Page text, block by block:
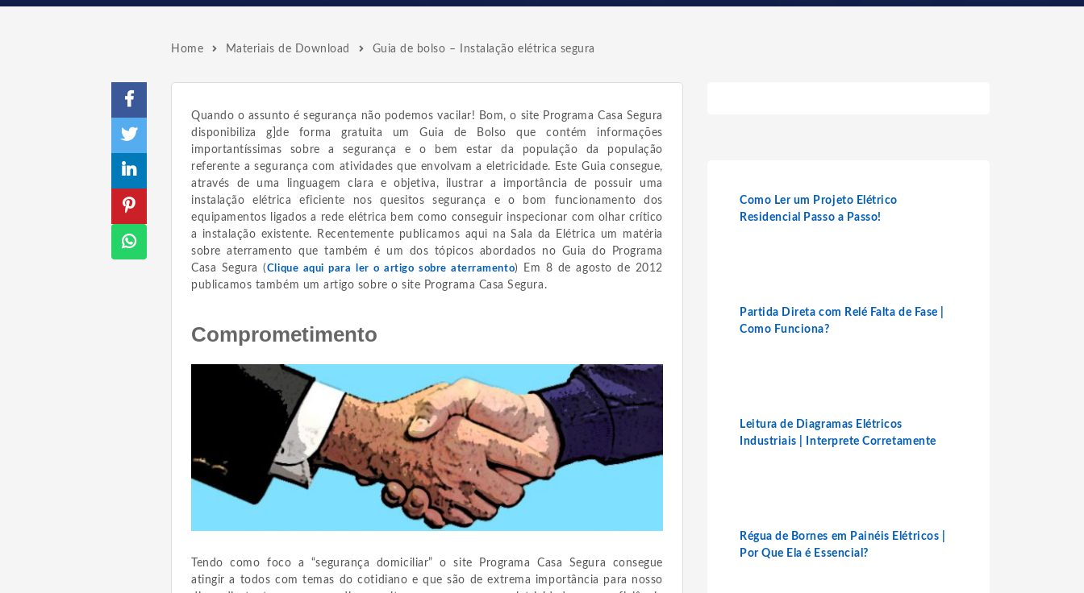
Home Materiais de Download Guia de bolso – Instalação elétrica segura
Quando o assunto é segurança não podemos vacilar! Bom, o site Programa Casa Segura
disponibiliza g]de forma gratuita um Guia de Bolso que contém informações
importantíssimas sobre a segurança e o bem estar da população da população
referente a segurança com atividades que envolvam a eletricidade. Este Guia consegue,
através de uma linguagem clara e objetiva, ilustrar a importância de possuir uma
instalação elétrica eficiente nos quesitos segurança e o bom funcionamento dos
equipamentos ligados a rede elétrica bem como conseguir inspecionar com olhar crítico
a instalação existente. Recentemente publicamos aqui na Sala da Elétrica um matéria
sobre aterramento que também é um dos tópicos abordados no Guia do Programa
Casa Segura (Clique aqui para ler o artigo sobre aterramento) Em 8 de agosto de 2012
publicamos também um artigo sobre o site Programa Casa Segura.
Comprometimento
Tendo como foco a “segurança domiciliar” o site Programa Casa Segura consegue
atingir a todos com temas do cotidiano e que são de extrema importância para nosso
Como Ler um Projeto Elétrico
Residencial Passo a Passo!
Partida Direta com Relé Falta de Fase |
Como Funciona?
Leitura de Diagramas Elétricos
Industriais | Interprete Corretamente
Régua de Bornes em Painéis Elétricos |
Por Que Ela é Essencial?